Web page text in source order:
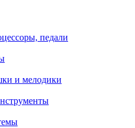
педали
и мелодики